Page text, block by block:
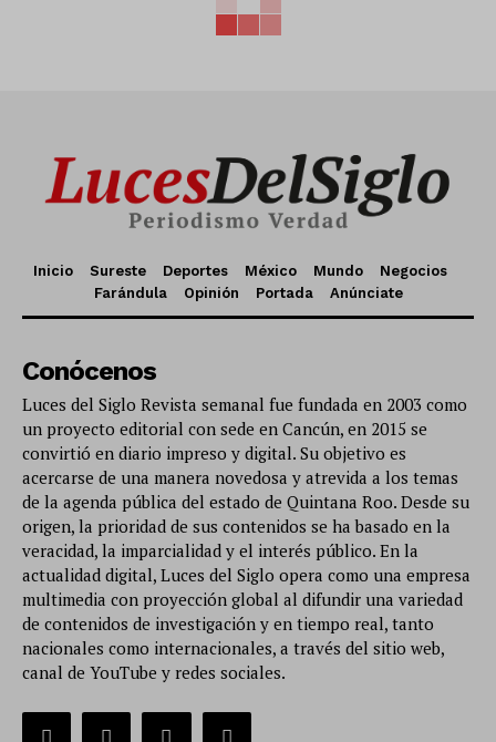
Inicio Sureste Deportes México Mundo
Negocios
Farándula
Opinión Portada Anúnciate
Conócenos
Luces del Siglo Revista semanal fue fundada en 2003 como
un proyecto editorial con sede en Cancún, en 2015 se
convirtió en diario impreso y digital. Su objetivo es
acercarse de una manera novedosa y atrevida a los temas
de la agenda pública del estado de Quintana Roo. Desde su
origen, la prioridad de sus contenidos se ha basado en la
veracidad, la imparcialidad y el interés público. En la
actualidad digital, Luces del Siglo opera como una empresa
multimedia con proyección global al difundir una variedad
de contenidos de investigación y en tiempo real, tanto
nacionales como internacionales, a través del sitio web,
canal de YouTube y redes sociales.